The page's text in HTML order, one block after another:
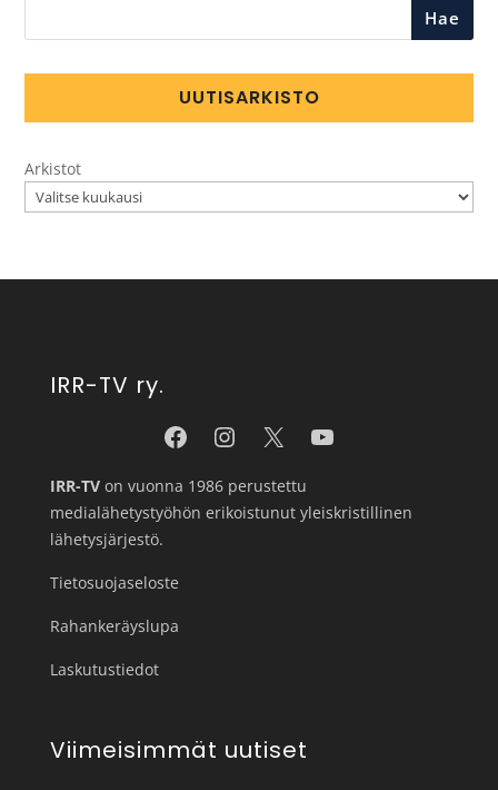
Hae
UUTISARKISTO
Arkistot
IRR-TV ry.
IRR-TVon vuonna 1986 perustettu
medialähetystyöhön erikoistunut yleiskristillinen
lähetysjärjestö.
Tietosuojaseloste
Rahankeräyslupa
Laskutustiedot
Viimeisimmät uutiset